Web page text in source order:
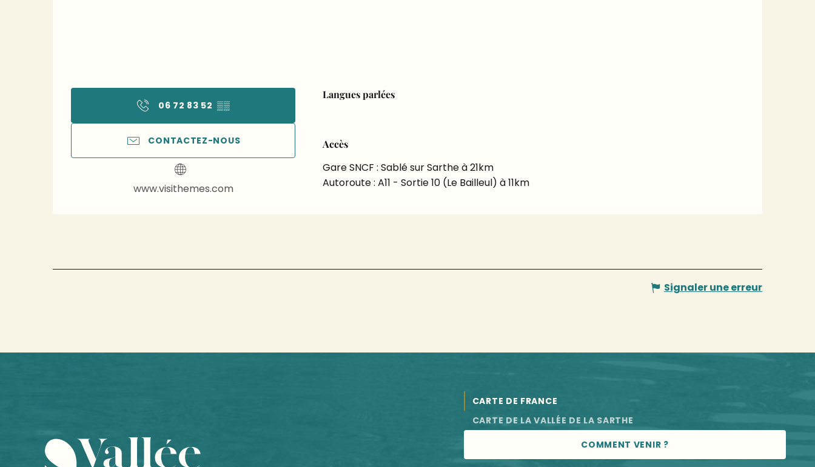
06 72 83 52▒▒
CONTACTEZ-NOUS
www.visithemes.com
Langues parlées
Langues parlées
Accès
Accès
Gare SNCF : Sablé sur Sarthe à 21km
Autoroute : A11 - Sortie 10 (Le Bailleul) à 11km
Signaler une erreur
CARTE DE FRANCE
CARTE DE LA VALLÉE DE LA SARTHE
COMMENT VENIR ?